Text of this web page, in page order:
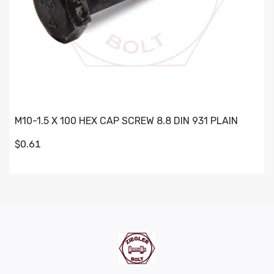
M10-1.5 X 100 HEX CAP SCREW 8.8 DIN 931 PLAIN
$0.61